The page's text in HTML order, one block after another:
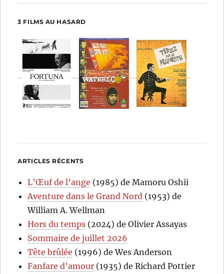
3 FILMS AU HASARD
ARTICLES RÉCENTS
L’Œuf de l’ange (1985) de Mamoru Oshii
Aventure dans le Grand Nord (1953) de
William A. Wellman
Hors du temps (2024) de Olivier Assayas
Sommaire de juillet 2026
Tête brûlée (1996) de Wes Anderson
Fanfare d’amour (1935) de Richard Pottier